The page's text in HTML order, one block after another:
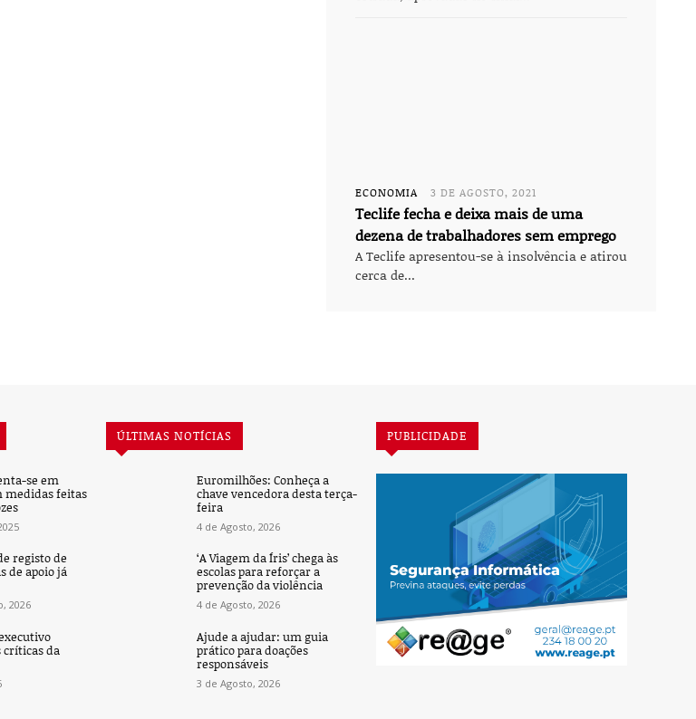
ECONOMIA 3 DE AGOSTO, 2021
Teclife fecha e deixa mais de uma
dezena de trabalhadores sem emprego
A Teclife apresentou-se à insolvência e atirou
cerca de...
se em
medidas feitas
registo de
de apoio já
2026
da
ÚLTIMAS NOTÍCIAS
Euromilhões: Conheça a
chave vencedora desta terça-
feira
4 de Agosto, 2026
‘A Viagem da Íris’ chega às
escolas para reforçar a
prevenção da violência
4 de Agosto, 2026
Ajude a ajudar: um guia
prático para doações
responsáveis
3 de Agosto, 2026
PUBLICIDADE